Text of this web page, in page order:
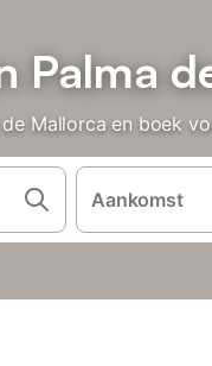
Palma
Mallorca en boek
Aankomst